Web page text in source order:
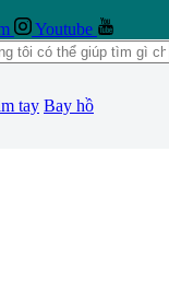
Youtube
tay Bay hồ